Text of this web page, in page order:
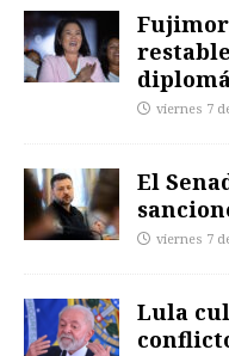
viernes 7
El
viernes 7
Lula